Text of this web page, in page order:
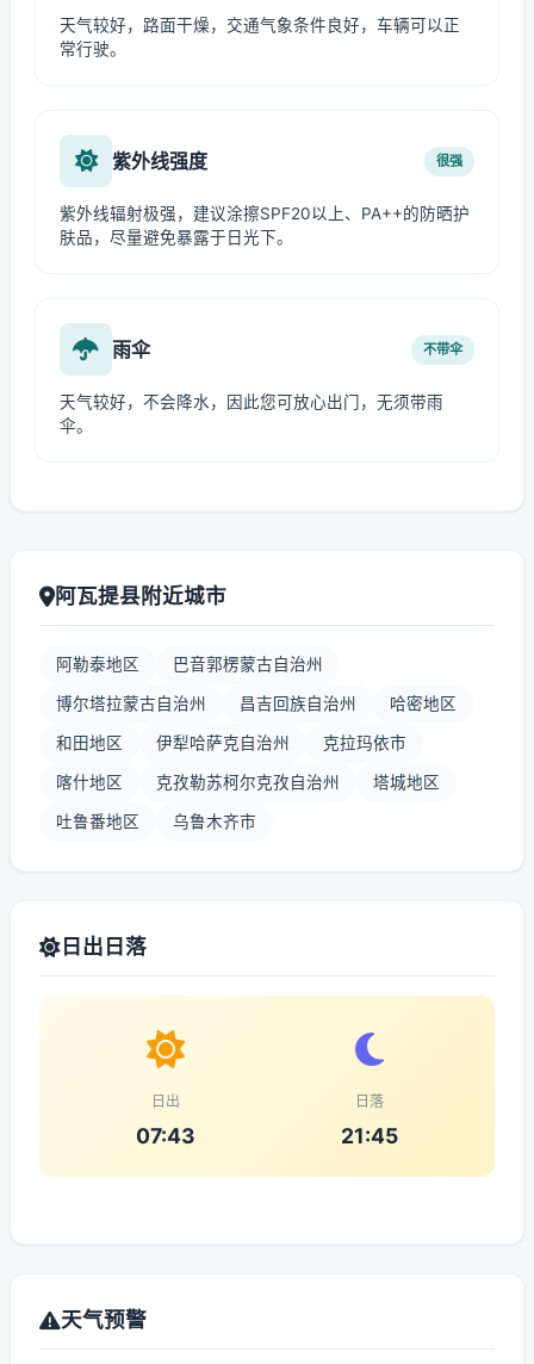
天气较好，路面干燥，交通气象条件良好，车辆可以正
常行驶。
紫外线强度 很强
紫外线辐射极强，建议涂擦SPF20以上、PA++的防晒护
肤品，尽量避免暴露于日光下。
雨伞 不带伞
天气较好，不会降水，因此您可放心出门，无须带雨
伞。
阿瓦提县附近城市
阿勒泰地区 巴音郭楞蒙古自治州
博尔塔拉蒙古自治州 昌吉回族自治州 哈密地区
和田地区 伊犁哈萨克自治州 克拉玛依市
喀什地区 克孜勒苏柯尔克孜自治州 塔城地区
吐鲁番地区 乌鲁木齐市
日出日落
日出
07:43
日落
21:45
天气预警